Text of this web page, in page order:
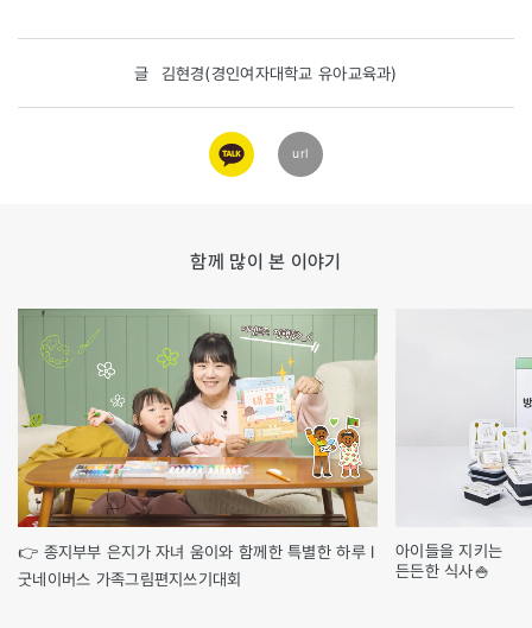
글 김현경(경인여자대학교 유아교육과)
카카오
링크
url
함께 많이 본 이야기
👉 종지부부 은지가 자녀 움이와 함께한 특별한 하루 l
굿네이버스 가족그림편지쓰기대회
아이들을 지키는
든든한 식사🍚